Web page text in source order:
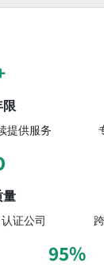
限
提供服务
量
认证公司
95%